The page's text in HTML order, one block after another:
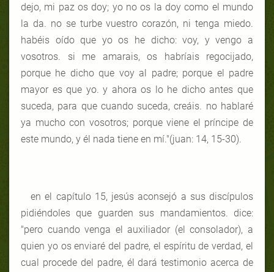
dejo, mi paz os doy; yo no os la doy como el mundo
la da. no se turbe vuestro corazón, ni tenga miedo.
habéis oído que yo os he dicho: voy, y vengo a
vosotros. si me amarais, os habríais regocijado,
porque he dicho que voy al padre; porque el padre
mayor es que yo. y ahora os lo he dicho antes que
suceda, para que cuando suceda, creáis. no hablaré
ya mucho con vosotros; porque viene el príncipe de
este mundo, y él nada tiene en mí."(juan: 14, 15-30).
en el capítulo 15, jesús aconsejó a sus discípulos
pidiéndoles que guarden sus mandamientos. dice:
"pero cuando venga el auxiliador (el consolador), a
quien yo os enviaré del padre, el espíritu de verdad, el
cual procede del padre, él dará testimonio acerca de